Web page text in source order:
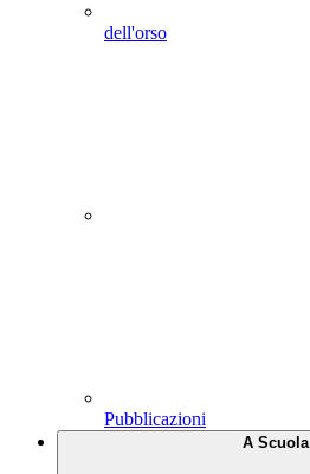
dell'orso
Pubblicazioni
A Scuola